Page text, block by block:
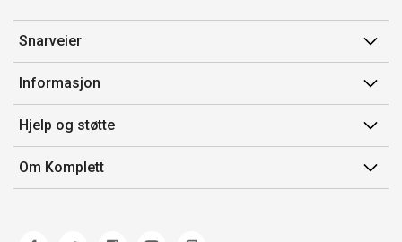
Snarveier
Min side
Ordreoversikt
Flex
Komplett Club
Informasjon
Salgsbetingelser
Medlemsvilkår for Komplett Club
Merker/produsent
Hjelp og støtte
Kontakt oss
Kundeservice
Om Komplett